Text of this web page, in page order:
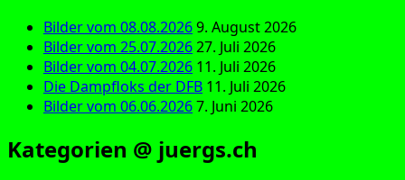
Bilder vom 08.08.20269. August 2026
Bilder vom 25.07.202627. Juli 2026
Bilder vom 04.07.2026 11. Juli 2026
Die Dampfloks der DFB 11. Juli 2026
Bilder vom 06.06.20267. Juni 2026
Kategorien @ juergs.ch